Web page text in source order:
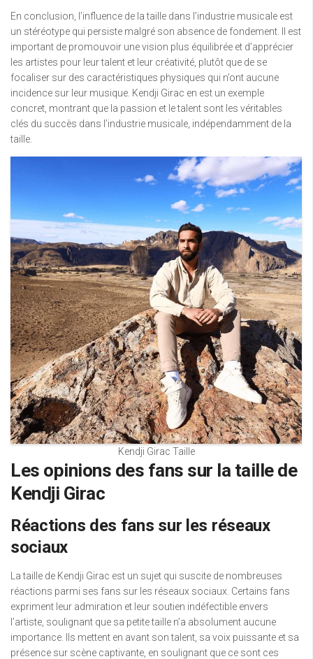
En conclusion, l’influence de la taille dans l’industrie musicale est
un stéréotype qui persiste malgré son absence de fondement. Il est
important de promouvoir une vision plus équilibrée et d’apprécier
les artistes pour leur talent et leur créativité, plutôt que de se
focaliser sur des caractéristiques physiques qui n’ont aucune
incidence sur leur musique. Kendji Girac en est un exemple
concret, montrant que la passion et le talent sont les véritables
clés du succès dans l’industrie musicale, indépendamment de la
taille.
Kendji Girac Taille
Les opinions des fans sur la taille de
Kendji Girac
Réactions des fans sur les réseaux
sociaux
La taille de Kendji Girac est un sujet qui suscite de nombreuses
réactions parmi ses fans sur les réseaux sociaux. Certains fans
expriment leur admiration et leur soutien indéfectible envers
l’artiste, soulignant que sa petite taille n’a absolument aucune
importance. Ils mettent en avant son talent, sa voix puissante et sa
présence sur scène captivante, en soulignant que ce sont ces